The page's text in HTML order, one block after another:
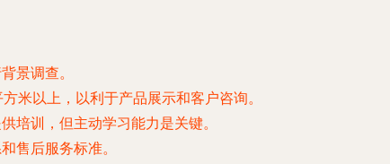
景调查。
米以上，以利于产品展示和客户咨询。
培训，但主动学习能力是关键。
售后服务标准。